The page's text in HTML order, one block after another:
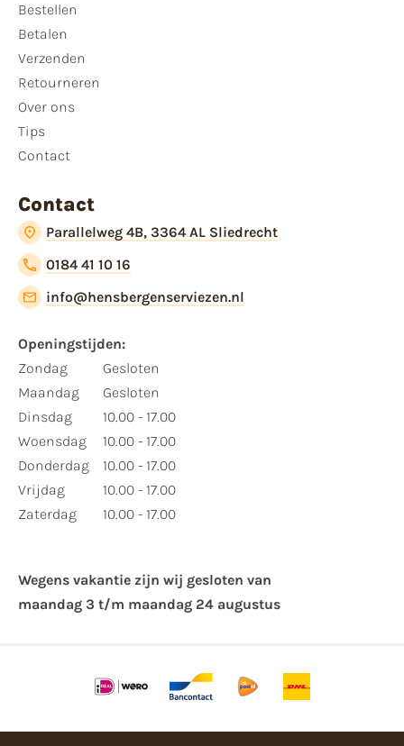
Bestellen
Betalen
Verzenden
Retourneren
Over ons
Tips
Contact
Contact
Parallelweg 4B, 3364 AL Sliedrecht
0184 41 10 16
info@hensbergenserviezen.nl
Openingstijden:
Zondag
Maandag
Dinsdag
Woensdag
Donderdag
Vrijdag
Zaterdag
Gesloten
Gesloten
10.00 - 17.00
10.00 - 17.00
10.00 - 17.00
10.00 - 17.00
10.00 - 17.00
Wegens vakantie zijn wij gesloten van ​
maandag 3 t/m maandag 24 augustus